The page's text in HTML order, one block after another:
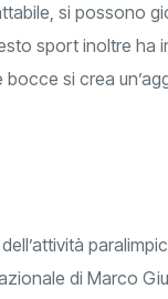
si possono
sport inoltre ha
si crea
di Marco